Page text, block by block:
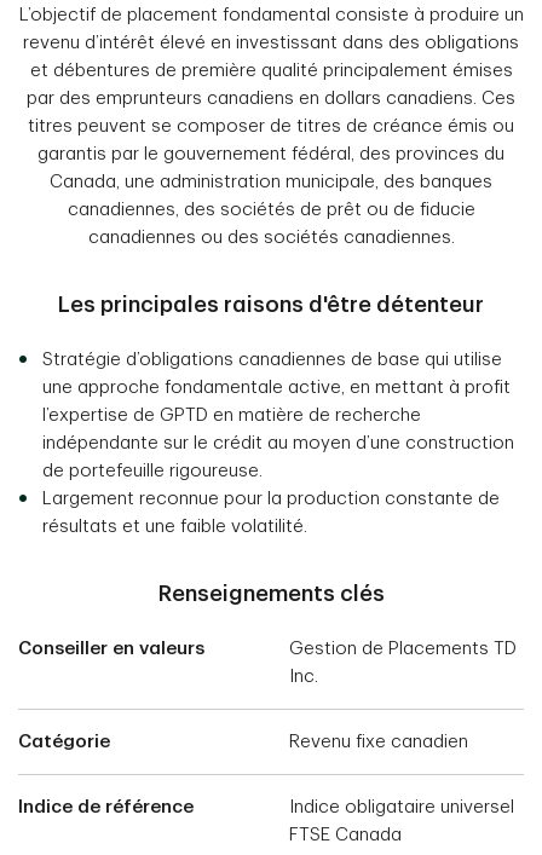
L’objectif de placement fondamental consiste à produire un
revenu d’intérêt élevé en investissant dans des obligations
et débentures de première qualité principalement émises
par des emprunteurs canadiens en dollars canadiens. Ces
titres peuvent se composer de titres de créance émis ou
garantis par le gouvernement fédéral, des provinces du
Canada, une administration municipale, des banques
canadiennes, des sociétés de prêt ou de fiducie
canadiennes ou des sociétés canadiennes.
Les principales raisons d'être détenteur
Stratégie d’obligations canadiennes de base qui utilise
une approche fondamentale active, en mettant à profit
l’expertise de GPTD en matière de recherche
indépendante sur le crédit au moyen d’une construction
de portefeuille rigoureuse.
Largement reconnue pour la production constante de
résultats et une faible volatilité.
Renseignements clés
Conseiller en valeurs
Gestion de Placements TD
Inc.
Catégorie Revenu fixe canadien
Indice de référence
Indice obligataire universel
FTSE Canada